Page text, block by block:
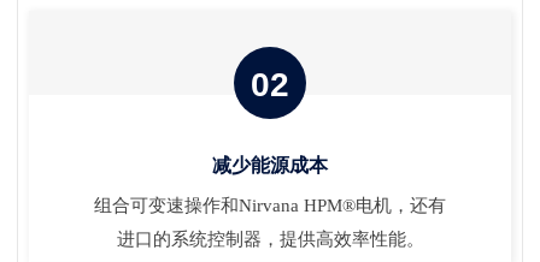
02
减少能源成本
组合可变速操作和Nirvana HPM®电机，还有
进口的系统控制器，提供高效率性能。